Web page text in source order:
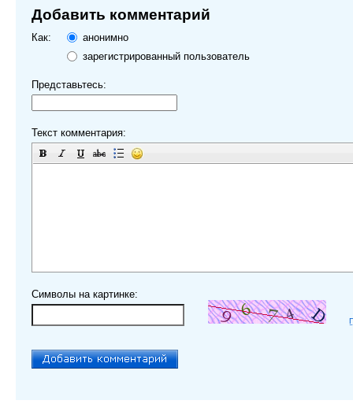
Добавить комментарий
Как:
анонимно
зарегистрированный пользователь
Представьтесь:
Текст комментария:
Символы на картинке: